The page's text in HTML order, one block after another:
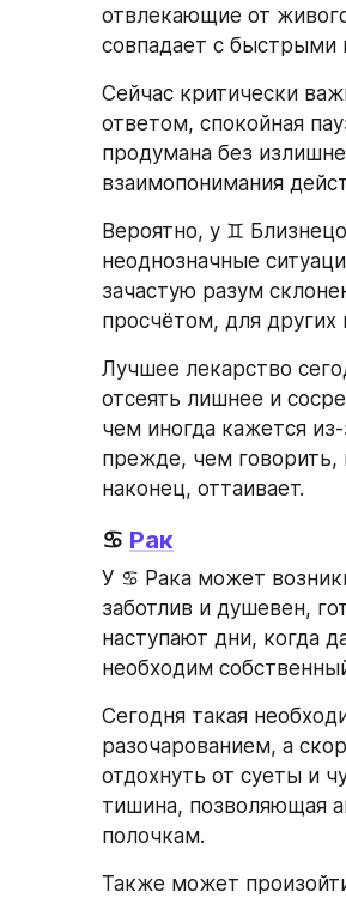
отвлекающие от
совпадает с быстрыми
Сейчас критически
ответом, спокойная
продумана без
взаимопонимания
Вероятно, у ♊
неоднозначные
зачастую разум
просчётом, для
Лучшее лекарство
отсеять лишнее и
чем иногда кажется
прежде, чем говорить,
наконец, оттаивает.
♋ Рак
У ♋ Рака может
заботлив и душевен,
наступают дни, когда
необходим
Сегодня такая
разочарованием, а
отдохнуть от суеты и
тишина, позволяющая
полочкам.
Также может